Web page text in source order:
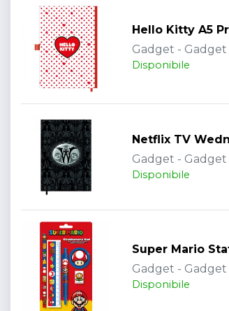
Hello Kitty A5
Gadget - Gadget
Disponibile
Netflix TV
Gadget - Gadget
Disponibile
Super Mario
Gadget - Gadget
Disponibile